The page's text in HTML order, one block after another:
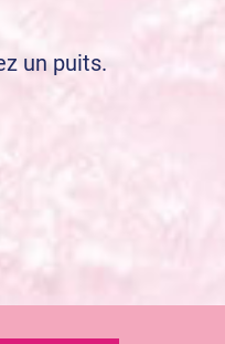
un puits.